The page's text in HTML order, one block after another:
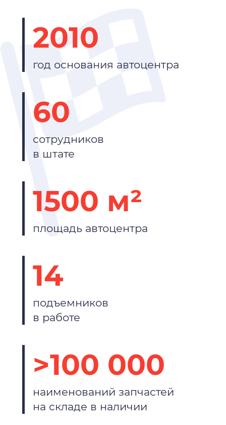
2010
год основания автоцентра
60
сотрудников
в штате
1500 м²
площадь автоцентра
14
подъемников
в работе
>100 000
наименований запчастей
на складе в наличии